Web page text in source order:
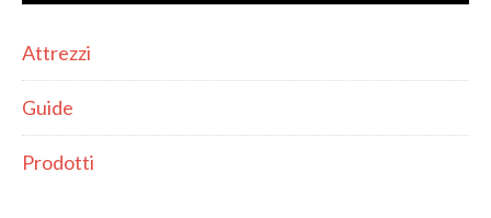
Attrezzi
Guide
Prodotti